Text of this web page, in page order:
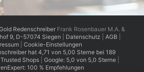
RedenschreiberFrank Rosenbauer M.A. &
9, D-57074 Siegen Datenschutz AGB
| Cookie-Einstellungen
hat 4,71 von 5,00 Sterne bei 189
Shops| Google: 5,0 von 5,0 Sterne|
100 % Empfehlungen